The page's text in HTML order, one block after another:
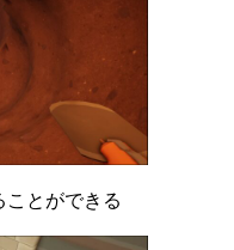
とができる